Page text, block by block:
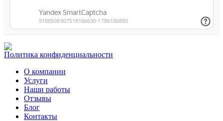
Политика конфиденциальности
О компании
Услуги
Наши работы
Отзывы
Блог
Контакты